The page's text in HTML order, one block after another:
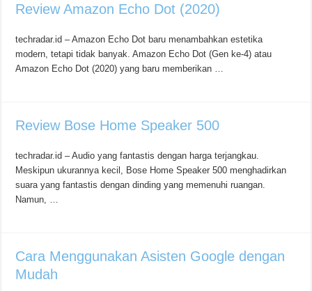
Review Amazon Echo Dot (2020)
techradar.id – Amazon Echo Dot baru menambahkan estetika
modern, tetapi tidak banyak. Amazon Echo Dot (Gen ke-4) atau
Amazon Echo Dot (2020) yang baru memberikan …
Review Bose Home Speaker 500
techradar.id – Audio yang fantastis dengan harga terjangkau.
Meskipun ukurannya kecil, Bose Home Speaker 500 menghadirkan
suara yang fantastis dengan dinding yang memenuhi ruangan.
Namun, …
Cara Menggunakan Asisten Google dengan
Mudah